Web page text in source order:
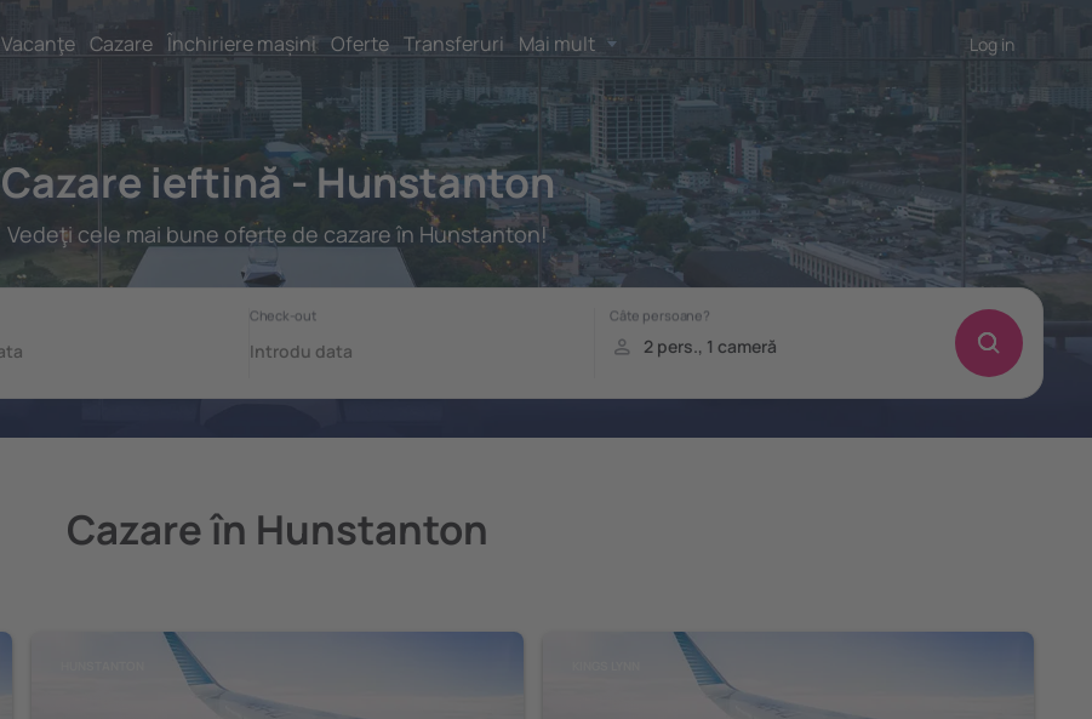
Vacanţe Cazare Închiriere mașini Oferte Transferuri Mai mult Log in
Cazare ieftină - Hunstanton
Vedeţi cele mai bune oferte de cazare în Hunstanton!
Cazare în Hunstanton